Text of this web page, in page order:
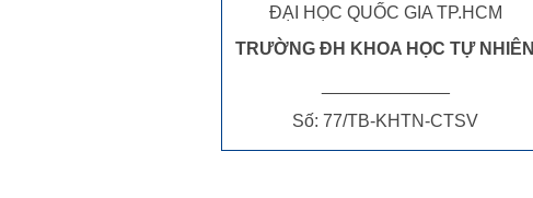
ĐẠI HỌC QUỐC GIA TP.HCM
TRƯỜNG ĐH KHOA HỌC TỰ NHIÊN
Số: 77/TB-KHTN-CTSV